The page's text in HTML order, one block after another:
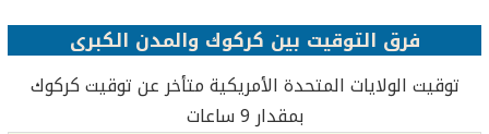
فرق التوقيت بين كركوك‏ والمدن الكبرى
توقيت الولايات المتحدة الأمريكية متأخر عن توقيت كركوك‏
بمقدار 9 ساعات